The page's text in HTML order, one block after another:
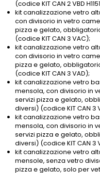
(codice KIT CAN 2 VBD
kit canalizzazione vetro
con divisorio in vetro
pizza e gelato,
(codice KIT CAN 3 VAC);
kit canalizzazione vetro
con divisorio in vetro
pizza e gelato,
(codice KIT CAN 3 VAD);
kit canalizzazione vetro
mensola, con divisorio in
servizi pizza e gelato,
diversi) (codice KIT CAN 3
kit canalizzazione vetro
mensola, con divisorio in
servizi pizza e gelato,
diversi) (codice KIT CAN 3
kit canalizzazione vetro
mensole, senza vetro
pizza e gelato, solo per